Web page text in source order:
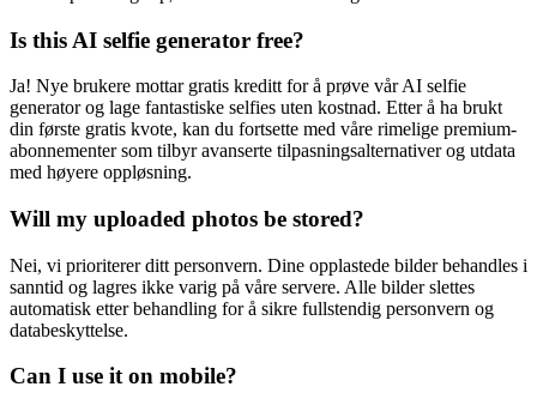
Is this AI selfie generator free?
Ja! Nye brukere mottar gratis kreditt for å prøve vår AI selfie
generator og lage fantastiske selfies uten kostnad. Etter å ha brukt
din første gratis kvote, kan du fortsette med våre rimelige premium-
abonnementer som tilbyr avanserte tilpasningsalternativer og utdata
med høyere oppløsning.
Will my uploaded photos be stored?
Nei, vi prioriterer ditt personvern. Dine opplastede bilder behandles i
sanntid og lagres ikke varig på våre servere. Alle bilder slettes
automatisk etter behandling for å sikre fullstendig personvern og
databeskyttelse.
Can I use it on mobile?